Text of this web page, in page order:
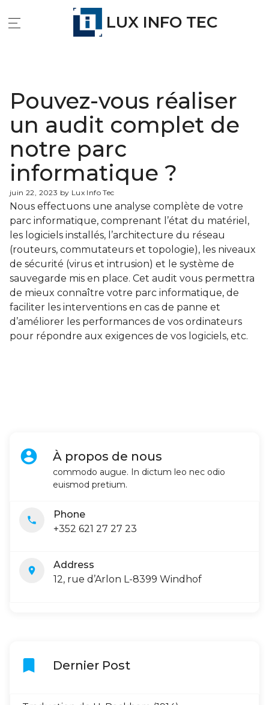
LUX INFO TEC
Pouvez-vous réaliser
un audit complet de
notre parc
informatique ?
juin 22, 2023 by Lux Info Tec
Nous effectuons une analyse complète de votre
parc informatique, comprenant l’état du matériel,
les logiciels installés, l’architecture du réseau
(routeurs, commutateurs et topologie), les niveaux
de sécurité (virus et intrusion) et le système de
sauvegarde mis en place. Cet audit vous permettra
de mieux connaître votre parc informatique, de
faciliter les interventions en cas de panne et
d’améliorer les performances de vos ordinateurs
pour répondre aux exigences de vos logiciels, etc.
account_circle À propos de nous
commodo augue. In dictum leo nec odio
euismod pretium.
local_phone
Phone
+352 621 27 27 23
location_on
Address
12, rue d’Arlon L-8399 Windhof
bookmark Dernier Post